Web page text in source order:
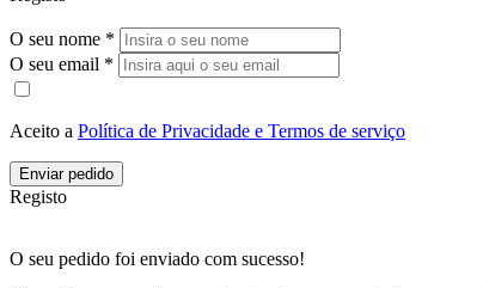
O seu nome *
O seu email *
Aceito a Política de Privacidade e Termos de serviço
Enviar pedido
Registo
O seu pedido foi enviado com sucesso!